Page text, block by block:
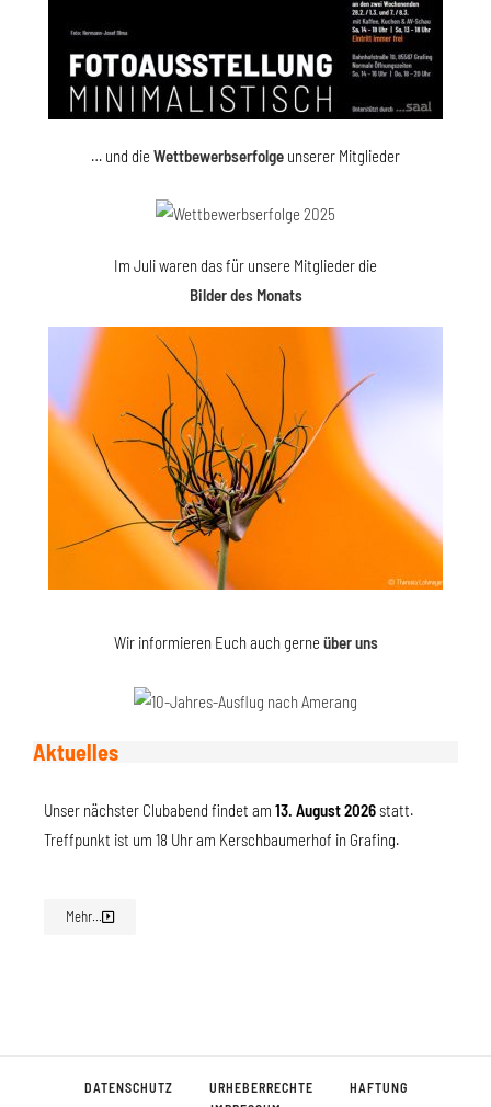
… und dieWettbewerbserfolge unserer Mitglieder
Im Juli waren das für unsere Mitglieder die
Bilder des Monats
Wir informieren Euch auch gerneüber uns
Aktuelles
Unser nächster Clubabend findet am 13. August 2026 statt.
Treffpunkt ist um 18 Uhr am Kerschbaumerhof in Grafing.
Mehr...
DATENSCHUTZ URHEBERRECHTE
HAFTUNG